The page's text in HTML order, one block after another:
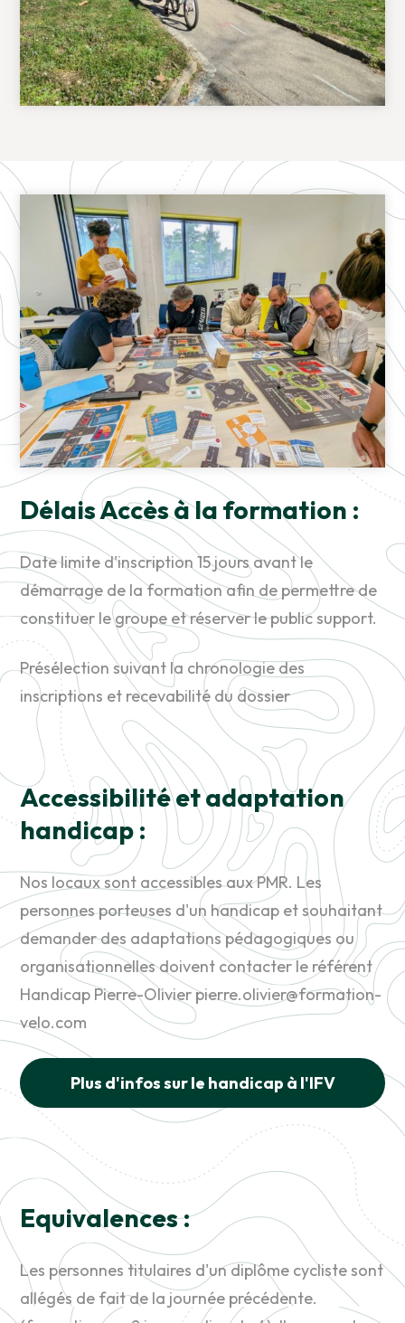
Délais Accès à la formation :
Date limite d'inscription 15 jours avant le
démarrage de la formation afin de permettre de
constituer le groupe et réserver le public support.
Présélection suivant la chronologie des
inscriptions et recevabilité du dossier
Accessibilité et adaptation
handicap :
Nos locaux sont accessibles aux PMR. Les
personnes porteuses d'un handicap et souhaitant
demander des adaptations pédagogiques ou
organisationnelles doivent contacter le référent
Handicap Pierre-Olivier pierre.olivier@formation-
velo.com
Plus d'infos sur le handicap à l'IFV
Equivalences :
Les personnes titulaires d'un diplôme cycliste sont
allégés de fait de la journée précédente.